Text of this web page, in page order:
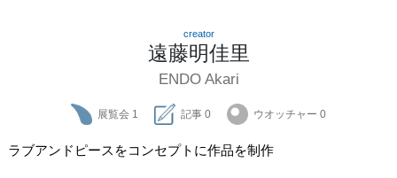
creator
遠藤明佳里
ENDO Akari
展覧会 1 記事 0 ウオッチャー 0
ラブアンドピースをコンセプトに作品を制作